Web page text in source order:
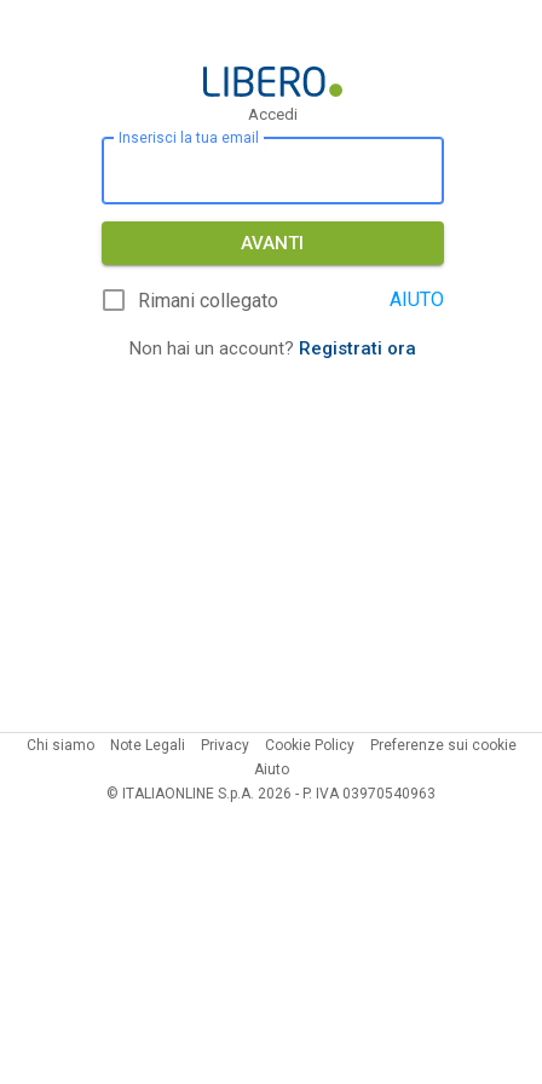
Accedi
Inserisci la tua email
AVANTI
Rimani collegato AIUTO
Non hai un account? Registrati ora
Chi siamo Note Legali Privacy Cookie Policy
Preferenze sui cookie
Aiuto
© ITALIAONLINE S.p.A. 2026 - P. IVA 03970540963